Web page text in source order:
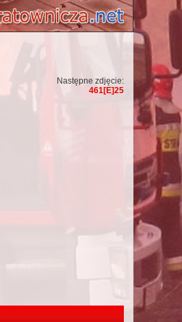
Następne zdjęcie:
461[E]25